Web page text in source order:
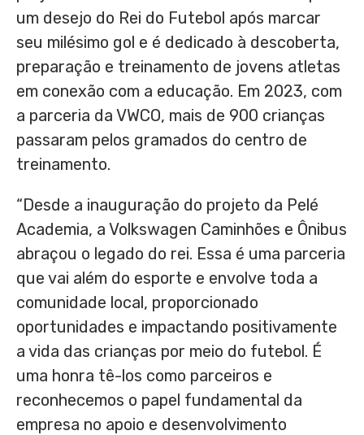
um desejo do Rei do Futebol após marcar
seu milésimo gol e é dedicado à descoberta,
preparação e treinamento de jovens atletas
em conexão com a educação. Em 2023, com
a parceria da VWCO, mais de 900 crianças
passaram pelos gramados do centro de
treinamento.
“Desde a inauguração do projeto da Pelé
Academia, a Volkswagen Caminhões e Ônibus
abraçou o legado do rei. Essa é uma parceria
que vai além do esporte e envolve toda a
comunidade local, proporcionado
oportunidades e impactando positivamente
a vida das crianças por meio do futebol. É
uma honra tê-los como parceiros e
reconhecemos o papel fundamental da
empresa no apoio e desenvolvimento